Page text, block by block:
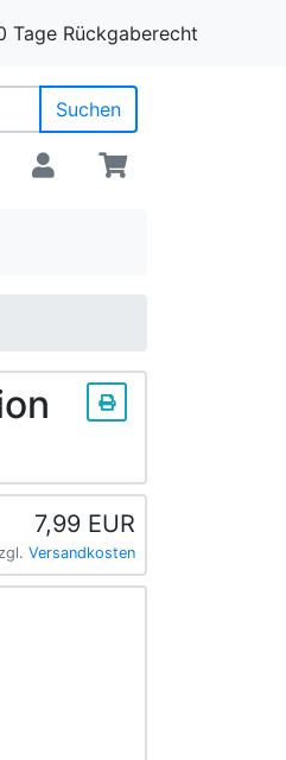
Tage Rückgaberecht
Suchen
7,99 EUR
Versandkosten